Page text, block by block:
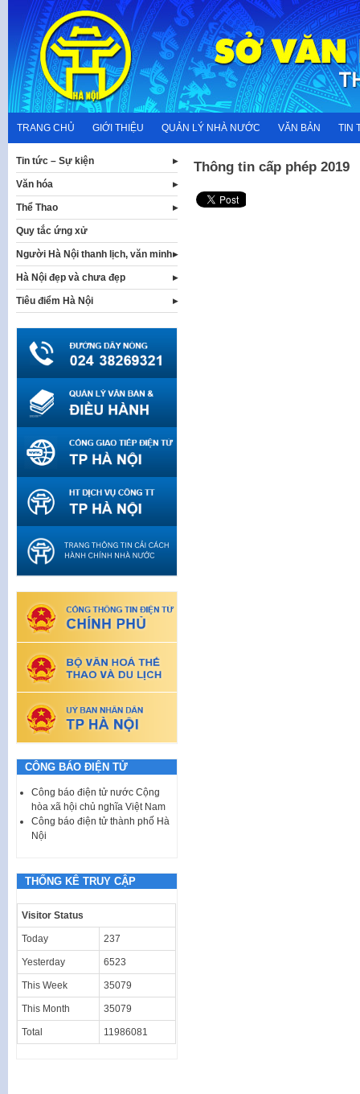
content
TRANG CHỦ GIỚI THIỆU QUẢN LÝ NHÀ NƯỚC VĂN BẢN TIN
Thông tin cấp phép 2019
Tin tức – Sự kiện
Văn hóa
Thể Thao
Quy tắc ứng xử
Người Hà Nội thanh lịch, văn minh
Hà Nội đẹp và chưa đẹp
Tiêu điểm Hà Nội
CÔNG BÁO ĐIỆN TỬ
Công báo điện tử nước Cộng
hòa xã hội chủ nghĩa Việt Nam
Công báo điện tử thành phố Hà
Nội
THỐNG KÊ TRUY CẬP
Visitor Status
Today 237
Yesterday 6523
This Week 35079
This Month 35079
Total 11986081